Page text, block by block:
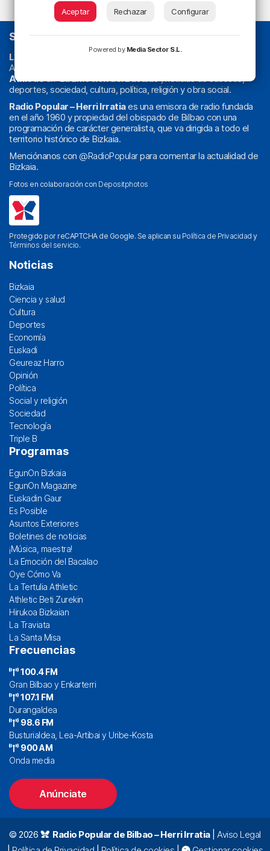
SOBRE NOSOTROS
La radio sin cadenas
. Desde 1960 haciendo radio en Bilbao.
Actualidad y
Athletic
deportes, sociedad, cultura, política, religión y obra social.
Radio Popular – Herri Irratiaes una emisora de radio fundada
en el año 1960 y propiedad del obispado de Bilbao con una
programación de carácter generalista, que va dirigida a todo el
territorio histórico de Bizkaia.
Menciónanos con @RadioPopularpara comentar la actualidad de
Bizkaia.
Fotos en colaboración con Depositphotos
Protegido por reCAPTCHA de Google. Se aplican su Política de Privacidad y
Términos del servicio.
Noticias
Bizkaia
Ciencia y salud
Cultura
Deportes
Economía
Euskadi
Geureaz Harro
Opinión
Política
Social y religión
Sociedad
Tecnología
Triple B
Programas
EgunOn Bizkaia
EgunOn Magazine
Euskadin Gaur
Es Posible
Asuntos Exteriores
Boletines de noticias
¡Música, maestra!
La Emoción del Bacalao
Oye Cómo Va
La Tertulia Athletic
Athletic Beti Zurekin
Hirukoa Bizkaian
La Traviata
La Santa Misa
Frecuencias
100.4 FM
Gran Bilbao y Enkarterri
107.1 FM
Durangaldea
98.6 FM
Busturialdea, Lea-Artibai y Uribe-Kosta
900 AM
Onda media
Anúnciate
© 2026 Radio Popular de Bilbao – Herri Irratia| Aviso Legal
Aceptar Rechazar Configurar
Powered by Media Sector S.L.